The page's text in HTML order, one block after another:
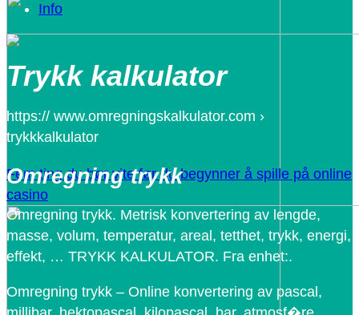
Fem ting du bør vite før du begynner å spille på online
casino
Info
Trykk kalkulator
https:// www.omregningskalkulator.com ›
trykkkalkulator
Omregning trykk
Omregning trykk. Metrisk konvertering av lengde,
masse, volum, temperatur, areal, tetthet, trykk, energi,
effekt, … TRYKK KALKULATOR. Fra enhet:.
Omregning trykk – Online konvertering av pascal,